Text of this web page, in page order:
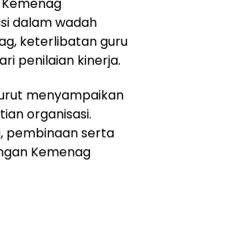
dalam wadah
keterlibatan guru
penilaian kinerja.
menyampaikan
organisasi.
pembinaan serta
Kemenag